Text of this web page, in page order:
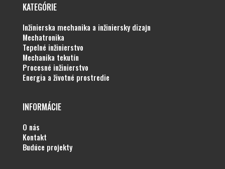
KATEGÓRIE
inžinierska mechanika a inžiniersky dizajn
mechatronika
tepelné inžinierstvo
mechanika tekutín
procesné inžinierstvo
energia a životné prostredie
INFORMÁCIE
o nás
kontakt
budúce projekty